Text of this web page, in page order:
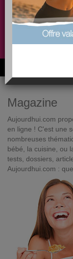
6M de
Magazine
Aujourdhui.com
en ligne ! C'est une
nombreuses
bébé, la cuisine, ou
tests, dossiers,
Aujourdhui.com :